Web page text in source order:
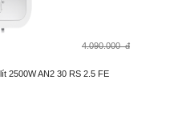
4.090.000 đ
2500W AN2 30 RS 2.5 FE